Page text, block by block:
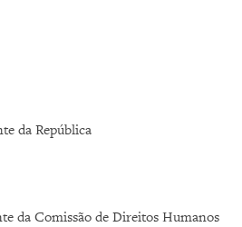
da República
da Comissão de Direitos Humanos